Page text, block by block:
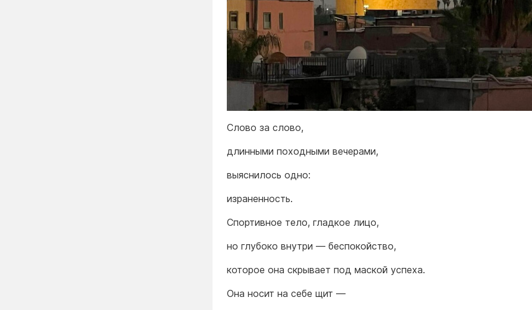
Слово за слово,
длинными походными вечерами,
выяснилось одно:
израненность.
Спортивное тело, гладкое лицо,
но глубоко внутри — беспокойство,
которое она скрывает под маской успеха.
Она носит на себе щит —